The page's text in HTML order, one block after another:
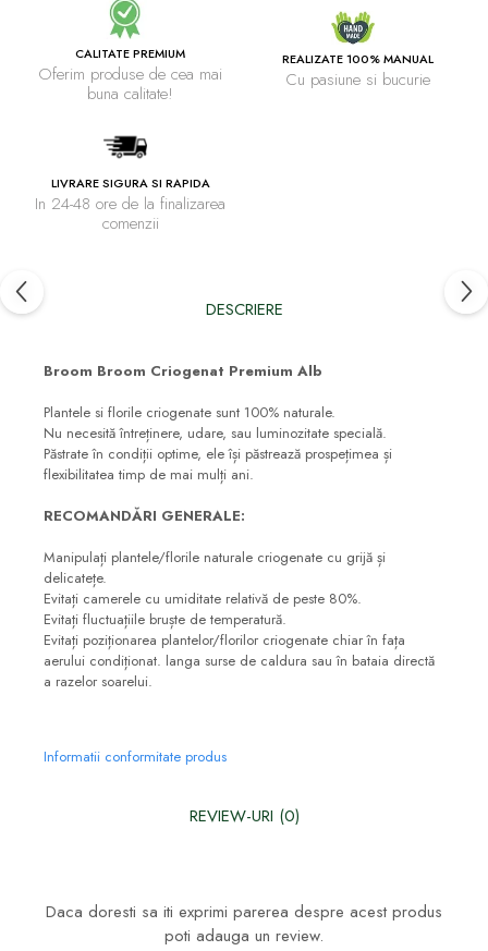
CALITATE PREMIUM
Oferim produse de cea mai
buna calitate!
REALIZATE 100% MANUAL
Cu pasiune si bucurie
LIVRARE SIGURA SI RAPIDA
In 24-48 ore de la finalizarea
comenzii
DESCRIERE
Broom Broom Criogenat Premium Alb
Plantele si florile criogenate sunt 100% naturale.
Nu necesită întreținere, udare, sau luminozitate specială.
Păstrate în condiții optime, ele își păstrează prospețimea și
flexibilitatea timp de mai mulți ani.
RECOMANDĂRI GENERALE:
Manipulați plantele/florile naturale criogenate cu grijă și
delicatețe.
Evitați camerele cu umiditate relativă de peste 80%.
Evitați fluctuațiile bruște de temperatură.
Evitați poziționarea plantelor/florilor criogenate chiar în fața
aerului condiționat. langa surse de caldura sau în bataia directă
a razelor soarelui.
Informatii conformitate produs
REVIEW-URI (0)
Daca doresti sa iti exprimi parerea despre acest produs
poti adauga un review.